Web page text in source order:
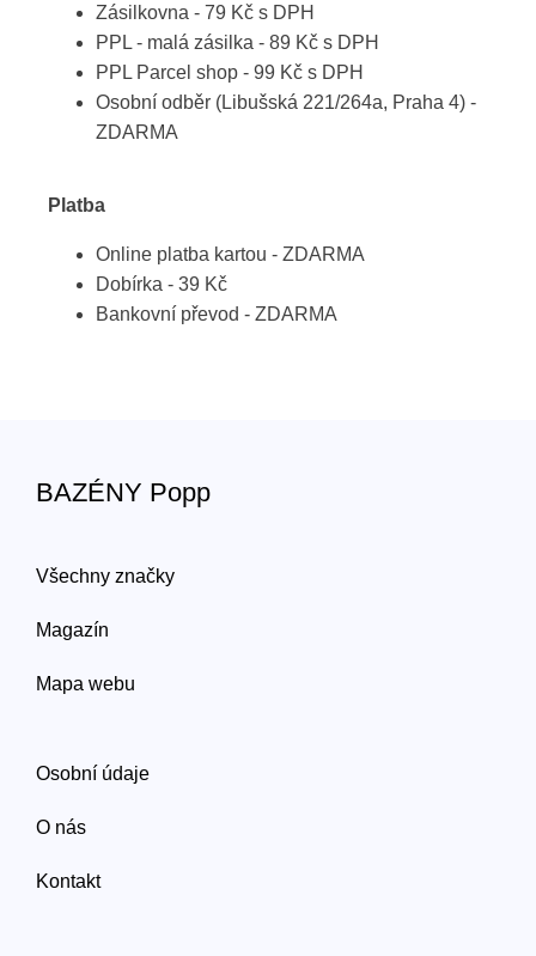
Zásilkovna - 79 Kč s DPH
PPL - malá zásilka - 89 Kč s DPH
PPL Parcel shop - 99 Kč s DPH
Osobní odběr (Libušská 221/264a, Praha 4) -
ZDARMA
Platba
Online platba kartou - ZDARMA
Dobírka - 39 Kč
Bankovní převod - ZDARMA
BAZÉNY Popp
Všechny značky
Magazín
Mapa webu
Osobní údaje
O nás
Kontakt